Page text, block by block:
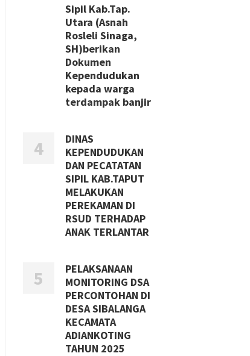
Sipil Kab.Tap.
Utara (Asnah
Rosleli Sinaga,
SH)berikan
Dokumen
Kependudukan
kepada warga
terdampak banjir
DINAS
KEPENDUDUKAN
DAN PECATATAN
SIPIL KAB.TAPUT
MELAKUKAN
PEREKAMAN DI
RSUD TERHADAP
ANAK TERLANTAR
PELAKSANAAN
MONITORING DSA
PERCONTOHAN DI
DESA SIBALANGA
KECAMATA
ADIANKOTING
TAHUN 2025